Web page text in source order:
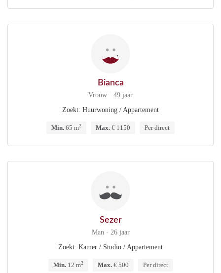
Bianca
Vrouw · 49 jaar
Zoekt: Huurwoning / Appartement
Min. 65 m2 Max. € 1150 Per direct
Sezer
Man · 26 jaar
Zoekt: Kamer / Studio / Appartement
Min.12 m2 Max.€ 500 Per direct